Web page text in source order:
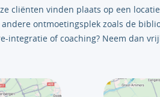
cliënten vinden plaats op een
ontmoetingsplek zoals de
integratie of coaching? Neem dan